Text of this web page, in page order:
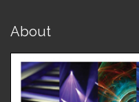
About